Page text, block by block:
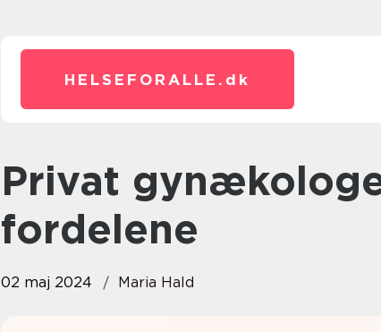
HELSEFORALLE. dk
Privat gynækologer: Læs om
fordelene
02 maj 2024 Maria Hald